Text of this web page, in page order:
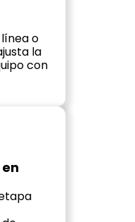
o
la
con